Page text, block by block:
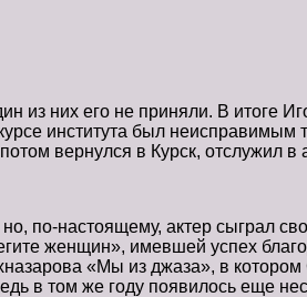
них его не приняли. В итоге
института был
вернулся в Курск, отслужил в
по-настоящему, актер сыграл
женщин», имевшей успех
«Мы из джаза», в
в том же году появилось еще